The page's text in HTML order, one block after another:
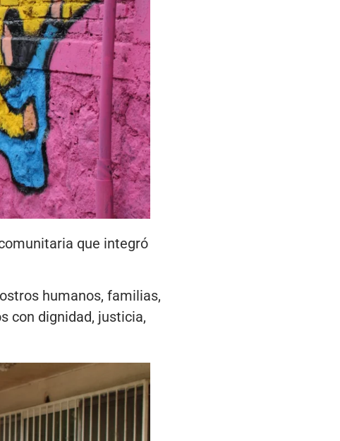
que integró
humanos, familias,
con dignidad, justicia,